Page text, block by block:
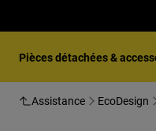
Pièces détachées &
Assistance EcoDesign